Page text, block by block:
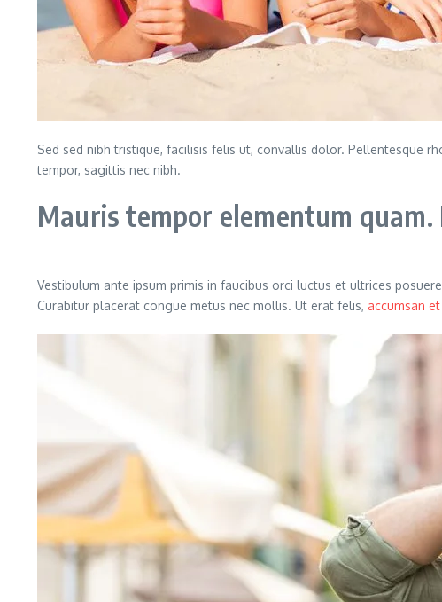
Sed sed nibh tristique, facilisis felis ut, convallis dolor. Pellentesque
tempor, sagittis nec nibh.
Mauris tempor elementum
Vestibulum ante ipsum primis in faucibus orci luctus et ultrices
Curabitur placerat congue metus nec mollis. Ut erat felis, accumsan